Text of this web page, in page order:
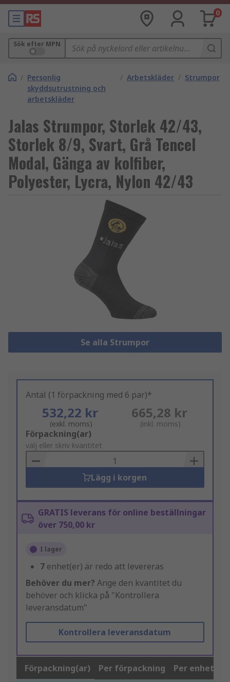
0
Sök efter MPN
/ Personlig
skyddsutrustning och
arbetskläder
/ Arbetskläder / Strumpor
Jalas Strumpor, Storlek 42/43,
Storlek 8/9, Svart, Grå Tencel
Modal, Gänga av kolfiber,
Polyester, Lycra, Nylon 42/43
Se alla Strumpor
Antal (1 förpackning med 6 par)*
532,22 kr
(exkl. moms)
665,28 kr
(inkl. moms)
Add
to
Basket
Förpackning(ar)
välj eller skriv kvantitet
Lägg i korgen
GRATIS leverans för online beställningar
över 750,00 kr
I lager
7 enhet(er) är redo att levereras
Behöver du mer? Ange den kvantitet du
behöver och klicka på "Kontrollera
leveransdatum"
Kontrollera leveransdatum
Förpackning(ar) Per förpackning Per enhet*